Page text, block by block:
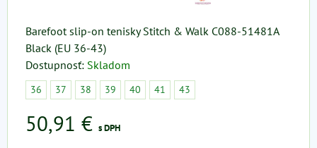
Barefoot slip-on tenisky Stitch & Walk C088-51481A
Black (EU 36-43)
Dostupnosť: Skladom
36 37 38 39 40 41 43
50,91 € s DPH